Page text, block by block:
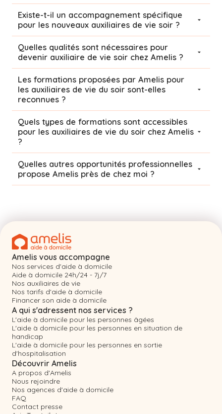
Existe-t-il un accompagnement spécifique
pour les nouveaux auxiliaires de vie soir ?
Quelles qualités sont nécessaires pour
devenir auxiliaire de vie soir chez Amelis ?
Les formations proposées par Amelis pour
les auxiliaires de vie du soir sont-elles
reconnues ?
Quels types de formations sont accessibles
pour les auxiliaires de vie du soir chez Amelis
?
Quelles autres opportunités professionnelles
propose Amelis près de chez moi ?
Amelis vous accompagne
Nos services d'aide à domicile
Aide à domicile 24h/24 - 7j/7
Nos auxiliaires de vie
Nos tarifs d'aide à domicile
Financer son aide à domicile
A qui s'adressent nos services ?
L'aide à domicile pour les personnes âgées
L'aide à domicile pour les personnes en situation de
handicap
L'aide à domicile pour les personnes en sortie
d'hospitalisation
Découvrir Amelis
A propos d'Amelis
Nous rejoindre
Nos agences d'aide à domicile
FAQ
Contact presse